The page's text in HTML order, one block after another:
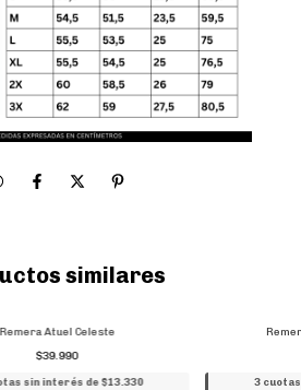
similares
Remera Atuel Celeste
$39.990
sin interés de $13.330 3